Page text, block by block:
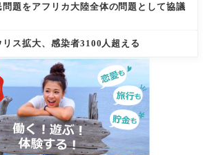
題をアフリカ大陸全体の問題として協議
ス拡大、感染者3100人超える